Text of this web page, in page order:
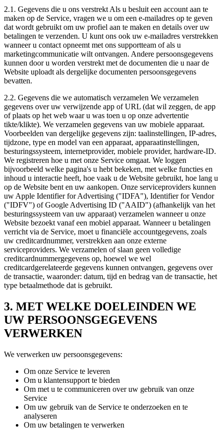
2.1. Gegevens die u ons verstrekt Als u besluit een account aan te
maken op de Service, vragen we u om een e-mailadres op te geven
dat wordt gebruikt om uw profiel aan te maken en details over uw
betalingen te verzenden. U kunt ons ook uw e-mailadres verstrekken
wanneer u contact opneemt met ons supportteam of als u
marketingcommunicatie wilt ontvangen. Andere persoonsgegevens
kunnen door u worden verstrekt met de documenten die u naar de
Website uploadt als dergelijke documenten persoonsgegevens
bevatten.
2.2. Gegevens die we automatisch verzamelen We verzamelen
gegevens over uw verwijzende app of URL (dat wil zeggen, de app
of plaats op het web waar u was toen u op onze advertentie
tikte/klikte). We verzamelen gegevens van uw mobiele apparaat.
Voorbeelden van dergelijke gegevens zijn: taalinstellingen, IP-adres,
tijdzone, type en model van een apparaat, apparaatinstellingen,
besturingssysteem, internetprovider, mobiele provider, hardware-ID.
We registreren hoe u met onze Service omgaat. We loggen
bijvoorbeeld welke pagina's u hebt bekeken, met welke functies en
inhoud u interactie heeft, hoe vaak u de Website gebruikt, hoe lang u
op de Website bent en uw aankopen. Onze serviceproviders kunnen
uw Apple Identifier for Advertising ("IDFA"), Identifier for Vendor
("IDFV") of Google Advertising ID ("AAID") (afhankelijk van het
besturingssysteem van uw apparaat) verzamelen wanneer u onze
Website bezoekt vanaf een mobiel apparaat. Wanneer u betalingen
verricht via de Service, moet u financiële accountgegevens, zoals
uw creditcardnummer, verstrekken aan onze externe
serviceproviders. We verzamelen of slaan geen volledige
creditcardnummergegevens op, hoewel we wel
creditcardgerelateerde gegevens kunnen ontvangen, gegevens over
de transactie, waaronder: datum, tijd en bedrag van de transactie, het
type betaalmethode dat is gebruikt.
3. MET WELKE DOELEINDEN WE
UW PERSOONSGEGEVENS
VERWERKEN
We verwerken uw persoonsgegevens:
Om onze Service te leveren
Om u klantensupport te bieden
Om met u te communiceren over uw gebruik van onze
Service
Om uw gebruik van de Service te onderzoeken en te
analyseren
Om uw betalingen te verwerken